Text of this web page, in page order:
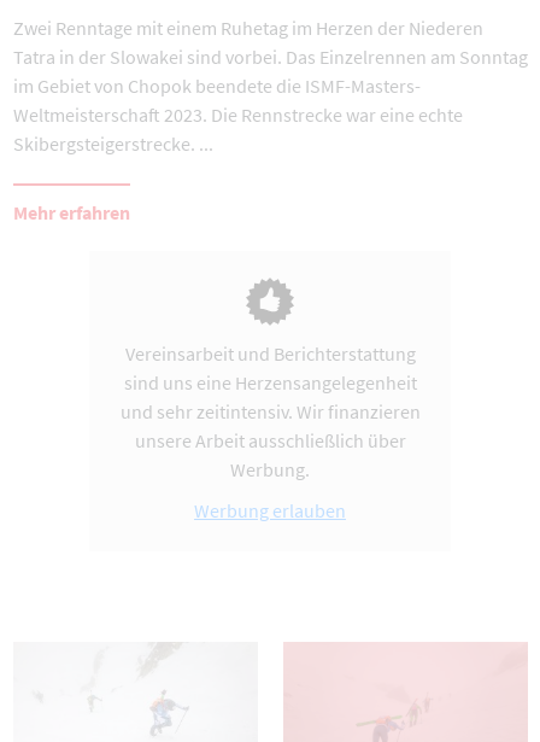
Zwei Renntage mit einem Ruhetag im Herzen der Niederen
Tatra in der Slowakei sind vorbei. Das Einzelrennen am Sonntag
im Gebiet von Chopok beendete die ISMF-Masters-
Weltmeisterschaft 2023. Die Rennstrecke war eine echte
Skibergsteigerstrecke. ...
Mehr erfahren
Vereinsarbeit und Berichterstattung
sind uns eine Herzensangelegenheit
und sehr zeitintensiv. Wir finanzieren
unsere Arbeit ausschließlich über
Werbung.
Werbung erlauben